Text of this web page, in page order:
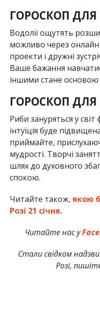
ГОРОСКОП ДЛЯ
Водолії ощутять
можливо через онлайн
проекти і дружні
Ваше бажання
іншими стане основою
ГОРОСКОП ДЛЯ
Риби зануряться у
інтуїція буде
приймайте,
мудрості. Творчі
шлях до духовного
спокою.
Читайте також, якою
Розі 21 січня.
Читайте нас у
Стали свідком
Розі,